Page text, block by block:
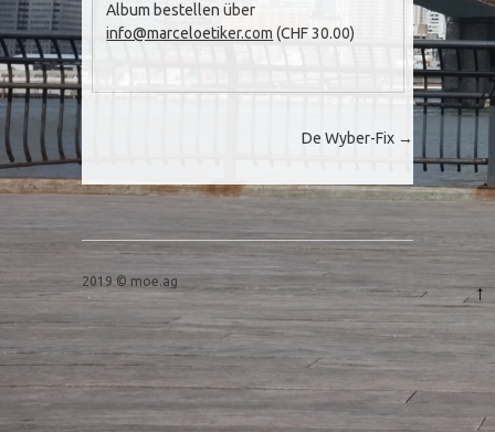
Album bestellen über
info@marceloetiker.com (CHF 30.00)
De Wyber-Fix →
2019 © moe.ag ↑